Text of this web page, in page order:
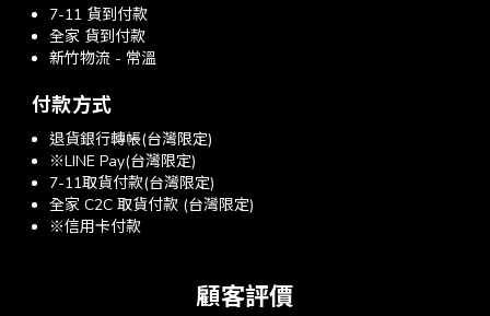
7-11 貨到付款
全家 貨到付款
新竹物流 - 常溫
付款方式
退貨銀行轉帳(台灣限定)
※LINE Pay(台灣限定)
7-11取貨付款(台灣限定)
全家 C2C 取貨付款 (台灣限定)
※信用卡付款
顧客評價